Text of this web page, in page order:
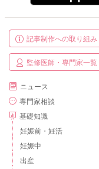
記事制作への取り組み
監修医師・専門家一覧
ニュース
専門家相談
基礎知識
妊娠前・妊活
妊娠中
出産